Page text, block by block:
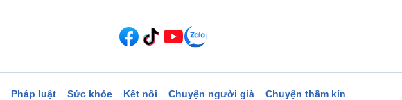
Pháp luật Sức khỏe Kết nối Chuyện người già Chuyện thầm kín